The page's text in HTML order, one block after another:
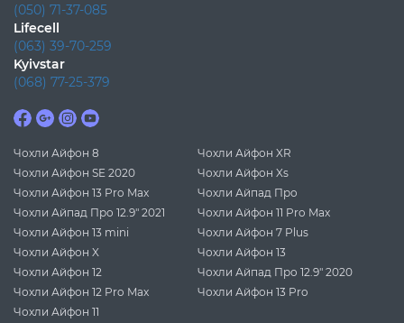
(050) 71-37-085
Lifecell
(063) 39-70-259
Kyivstar
(068) 77-25-379
Чохли Айфон 8
Чохли Айфон XR
Чохли Айфон SE 2020
Чохли Айфон Xs
Чохли Айфон 13 Pro Max
Чохли Айпад Про
Чохли Айпад Про 12.9" 2021
Чохли Айфон 11 Pro Max
Чохли Айфон 13 mini
Чохли Айфон 7 Plus
Чохли Айфон X
Чохли Айфон 13
Чохли Айфон 12
Чохли Айпад Про 12.9" 2020
Чохли Айфон 12 Pro Max
Чохли Айфон 13 Pro
Чохли Айфон 11